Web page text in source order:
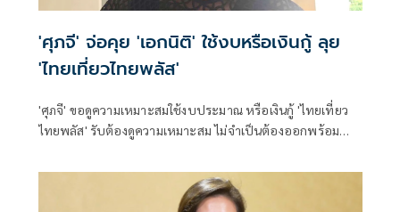
'ศุภจี' จ่อคุย 'เอกนิติ' ใช้งบหรือเงินกู้ ลุย
'ไทยเที่ยวไทยพลัส'
'ศุภจี' ขอดูความเหมาะสมใช้งบประมาณ หรือเงินกู้ 'ไทยเที่ยว
ไทยพลัส' รับต้องดูความเหมาะสม ไม่จำเป็นต้องออกพร้อม